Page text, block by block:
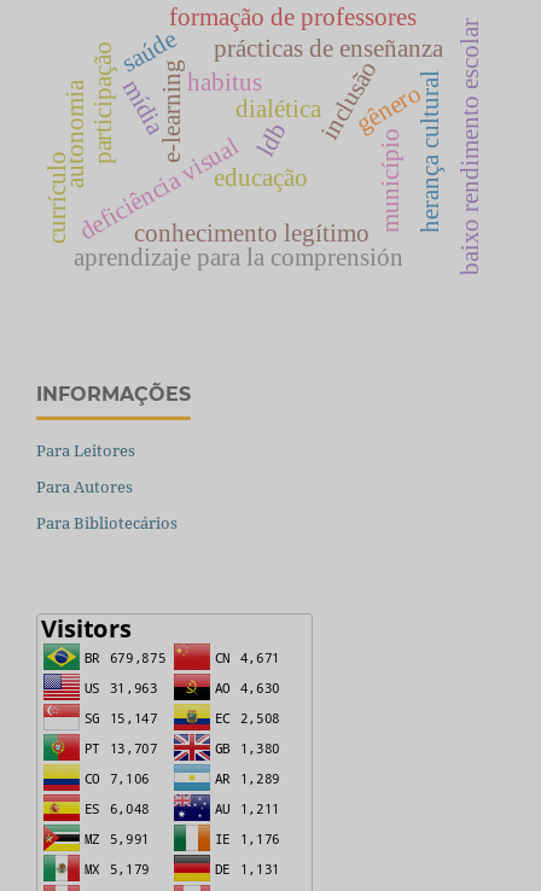
educação
deficiência visual
inclusão
e-learning
prácticas de enseñanza
aprendizaje para la comprensión
habitus herança cultural
conhecimento legítimo baixo rendimento escolar
saúde
participação dialética
município
autonomia
currículo
ldb
gênero
mídia
formação de professores
INFORMAÇÕES
Para Leitores
Para Autores
Para Bibliotecários